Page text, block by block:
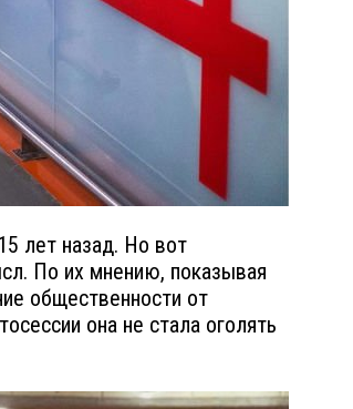
лет назад. Но вот
По их мнению, показывая
общественности от
она не стала оголять